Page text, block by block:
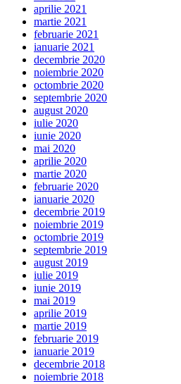
aprilie 2021
martie 2021
februarie 2021
ianuarie 2021
decembrie 2020
noiembrie 2020
octombrie 2020
septembrie 2020
august 2020
iulie 2020
iunie 2020
mai 2020
aprilie 2020
martie 2020
februarie 2020
ianuarie 2020
decembrie 2019
noiembrie 2019
octombrie 2019
septembrie 2019
august 2019
iulie 2019
iunie 2019
mai 2019
aprilie 2019
martie 2019
februarie 2019
ianuarie 2019
decembrie 2018
noiembrie 2018